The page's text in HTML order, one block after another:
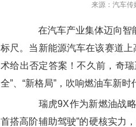
来源：汽车
在汽车产业集体迈向智能
标尺。当新能源汽车在该赛道
术给出否定答案！不久前，奇瑞
全”、“新格局”，吹响燃油车新时
瑞虎9X作为新燃油战略
首搭高阶辅助驾驶”的硬核实力